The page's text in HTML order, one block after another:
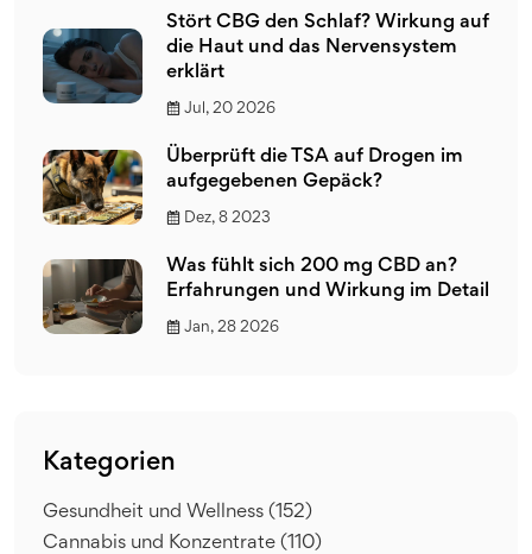
Stört CBG den Schlaf? Wirkung auf
die Haut und das Nervensystem
erklärt
Jul, 20 2026
Überprüft die TSA auf Drogen im
aufgegebenen Gepäck?
Dez, 8 2023
Was fühlt sich 200 mg CBD an?
Erfahrungen und Wirkung im Detail
Jan, 28 2026
Kategorien
Gesundheit und Wellness (152)
Cannabis und Konzentrate (110)